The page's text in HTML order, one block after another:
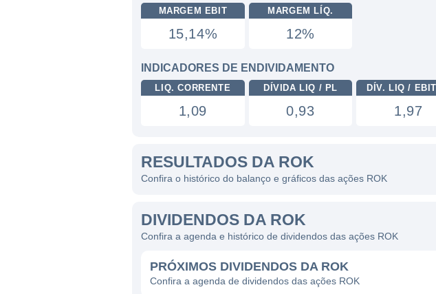
MARGEM EBIT
15,14%
MARGEM LÍQ.
12%
INDICADORES DE ENDIVIDAMENTO
LIQ. CORRENTE
1,09
DÍVIDA LIQ / PL
0,93
DÍV. LIQ /
1,97
RESULTADOS DA ROK
Confira o histórico do balanço e gráficos das ações ROK
DIVIDENDOS DA ROK
Confira a agenda e histórico de dividendos das ações ROK
PRÓXIMOS DIVIDENDOS DA ROK
Confira a agenda de dividendos das ações ROK